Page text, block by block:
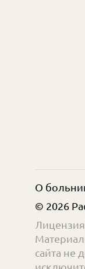
О
© 2026
сайта не